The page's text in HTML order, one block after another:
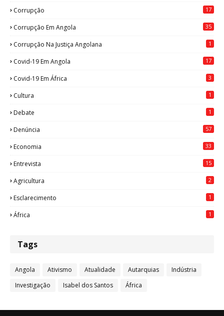
Corrupção 17
Corrupção Em Angola 35
Corrupção Na Justiça Angolana 1
Covid-19 Em Angola 17
Covid-19 Em África 3
Cultura 1
Debate 1
Denúncia 57
Economia 33
Entrevista 15
Agricultura 2
Esclarecimento 1
África 1
Tags
Angola Ativismo Atualidade Autarquias
Indústria
Investigação
Isabel dos Santos África